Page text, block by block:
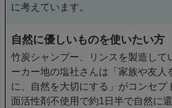
に考えています。
自然に優しいものを使いたい方
竹炭シャンプー、リンスを製造して
ーカー地の塩社さんは「家族や友人
に、自然を大切にする」がコンセプ
面活性剤不使用で約1日半で自然に